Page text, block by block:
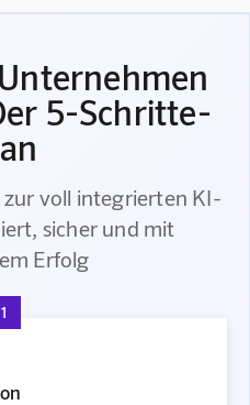
5-Schritte-
zur voll integrierten KI-
sicher und mit
Erfolg
1